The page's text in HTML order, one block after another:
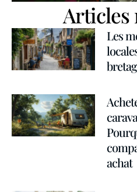
Articles
Les
achat